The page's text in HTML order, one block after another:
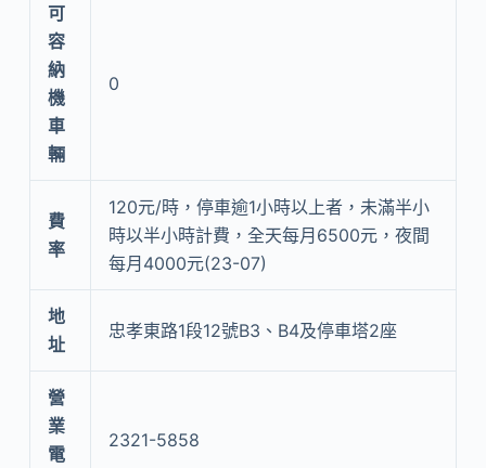
可
容
納
機
車
輛
0
費
率
120元/時，停車逾1小時以上者，未滿半小
時以半小時計費，全天每月6500元，夜間
每月4000元(23-07)
地
址
忠孝東路1段12號B3、B4及停車塔2座
營
業
電
2321-5858